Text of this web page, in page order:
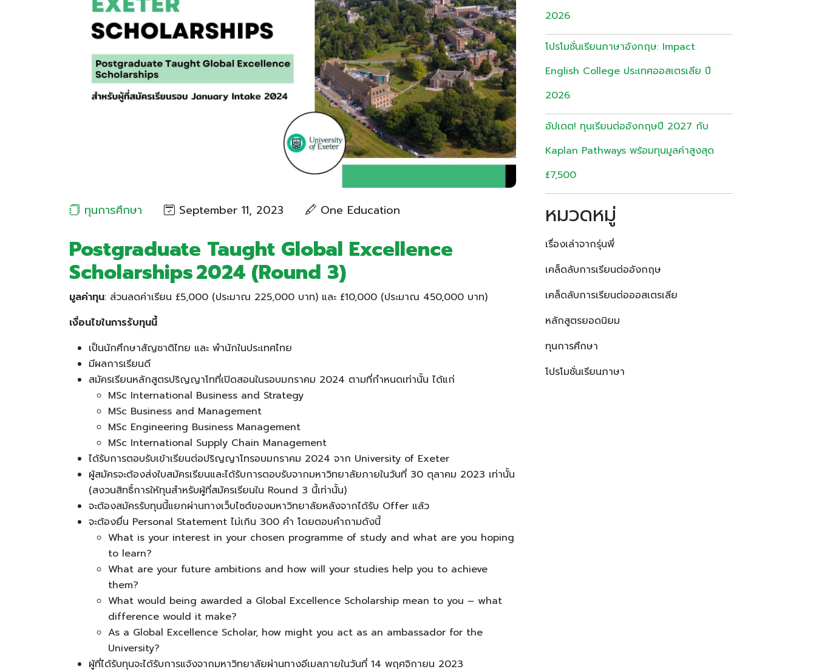
ทุนการศึกษา September 11, 2023 One Education
Postgraduate Taught Global Excellence
Scholarships 2024 (Round 3)
มูลค่าทุน: ส่วนลดค่าเรียน £5,000 (ประมาณ 225,000 บาท) และ £10,000 (ประมาณ 450,000 บาท)
เงื่อนไขในการรับทุนนี้
เป็นนักศึกษาสัญชาติไทย และ พำนักในประเทศไทย
มีผลการเรียนดี
สมัครเรียนหลักสูตรปริญญาโทที่เปิดสอนในรอบมกราคม 2024 ตามที่กำหนดเท่านั้น ได้แก่
MSc International Business and Strategy
MSc Business and Management
MSc Engineering Business Management
MSc International Supply Chain Management
ได้รับการตอบรับเข้าเรียนต่อปริญญาโทรอบมกราคม 2024 จาก University of Exeter
ผู้สมัครจะต้องส่งใบสมัครเรียนและได้รับการตอบรับจากมหาวิทยาลัยภายในวันที่ 30 ตุลาคม 2023 เท่านั้น
(สงวนสิทธิ์การให้ทุนสำหรับผู้ที่สมัครเรียนใน Round 3 นี้เท่านั้น)
จะต้องสมัครรับทุนนี้แยกผ่านทางเว็บไซต์ของมหาวิทยาลัยหลังจากได้รับ Offer แล้ว
จะต้องยื่น Personal Statement ไม่เกิน 300 คำ โดยตอบคำถามดังนี้
What is your interest in your chosen programme of study and what are you hoping
to learn?
What are your future ambitions and how will your studies help you to achieve
them?
What would being awarded a Global Excellence Scholarship mean to you – what
difference would it make?
As a Global Excellence Scholar, how might you act as an ambassador for the
University?
ผู้ที่ได้รับทุนจะได้รับการแจ้งจากมหาวิทยาลัยผ่านทางอีเมลภายในวันที่ 14 พฤศจิกายน 2023
2026
โปรโมชั่นเรียนภาษาอังกฤษ: Impact
English College ประเทศออสเตรเลีย ปี
2026
อัปเดต! ทุนเรียนต่ออังกฤษปี 2027 กับ
Kaplan Pathways พร้อมทุนมูลค่าสูงสุด
£7,500
หมวดหมู่
เรื่องเล่าจากรุ่นพี่
เคล็ดลับการเรียนต่ออังกฤษ
เคล็ดลับการเรียนต่อออสเตรเลีย
หลักสูตรยอดนิยม
ทุนการศึกษา
โปรโมชั่นเรียนภาษา